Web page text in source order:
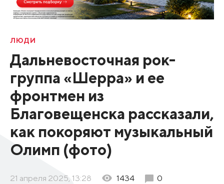
ЛЮДИ
Дальневосточная рок-
группа «Шерра» и ее
фронтмен из
Благовещенска рассказали,
как покоряют музыкальный
Олимп (фото)
21 апреля 2025, 13:28 1434 0